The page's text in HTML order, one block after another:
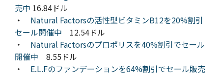
売中 16.84ドル
・ Natural Factorsの活性型ビタミンB12を20%割引
セール開催中 12.54ドル
・ Natural Factorsのプロポリスを40%割引でセール
開催中 8.55ドル
・ E.L.Fのファンデーションを64%割引でセール販売